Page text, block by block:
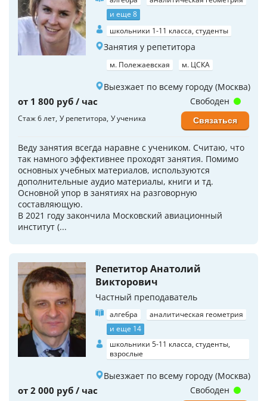
и еще 8
школьники 1-11 класса, студенты
Занятия у репетитора
м. Полежаевская м. ЦСКА
Выезжает по всему городу (Москва)
от 1 800 руб / час
Стаж 6 лет У репетитора У ученика
Веду занятия всегда наравне с учеником. Считаю, что
так намного эффективнее проходят занятия. Помимо
основных учебных материалов, используются
дополнительные аудио материалы, книги и тд.
Основной упор в занятиях на разговорную
составляющую.
В 2021 году закончила Московский авиационный
институт (...
Свободен
Связаться
Репетитор Анатолий
Викторович
Частный преподаватель
алгебра
аналитическая геометрия
и еще 14
школьники 5-11 класса, студенты,
взрослые
Выезжает по всему городу (Москва)
от 2 000 руб / час Свободен